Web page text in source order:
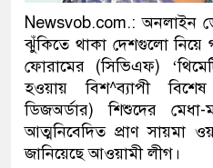
Newsvob.com.: অনলাইন
ঝুঁকিতে থাকা দেশগুলো নিয়ে
ফোরামের (সিভিএফ)
হওয়ায় বিশ^ব্যাপী বিশেষ
ডিজঅর্ডার) শিশুদের
আত্মনিবেদিত প্রাণ সায়মা
জানিয়েছে আওয়ামী লীগ।